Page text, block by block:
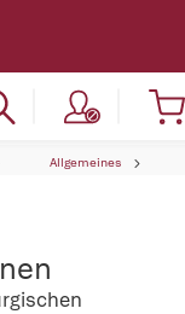
Allgemeines